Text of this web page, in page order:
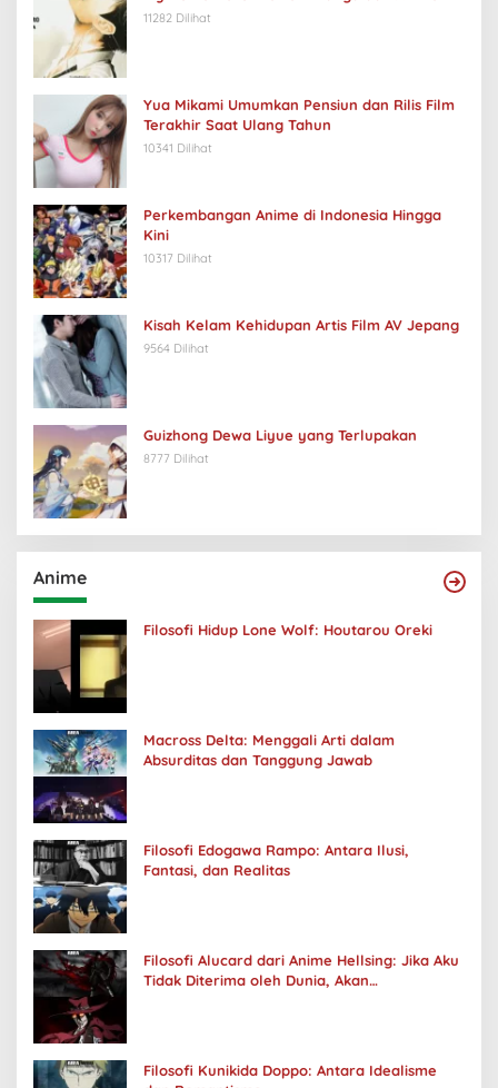
11282 Dilihat
Yua Mikami Umumkan Pensiun dan Rilis Film
Terakhir Saat Ulang Tahun
10341 Dilihat
Perkembangan Anime di Indonesia Hingga
Kini
10317 Dilihat
Kisah Kelam Kehidupan Artis Film AV Jepang
9564 Dilihat
Guizhong Dewa Liyue yang Terlupakan
8777 Dilihat
Anime
Filosofi Hidup Lone Wolf: Houtarou Oreki
Macross Delta: Menggali Arti dalam
Absurditas dan Tanggung Jawab
Filosofi Edogawa Rampo: Antara Ilusi,
Fantasi, dan Realitas
Filosofi Alucard dari Anime Hellsing: Jika Aku
Tidak Diterima oleh Dunia, Akan
Filosofi Kunikida Doppo: Antara Idealisme